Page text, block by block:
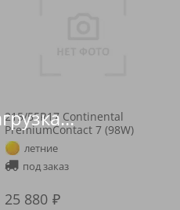
215/55R17 Continental
PremiumContact 7 (98W)
летние
под заказ
25 880